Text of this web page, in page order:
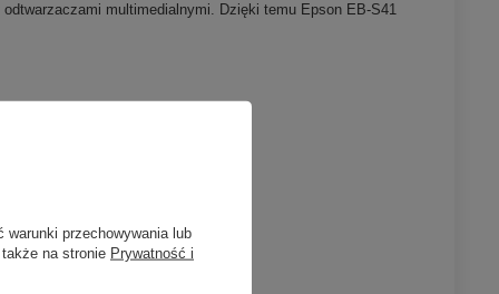
multimedialnymi. Dzięki temu Epson EB-S41
w
warunki przechowywania lub
na stronie Prywatność i